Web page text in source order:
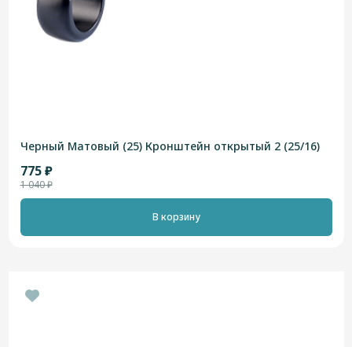
Черный Матовый (25) Кронштейн открытый 2 (25/16)
775 ₽
1 040 ₽
В корзину